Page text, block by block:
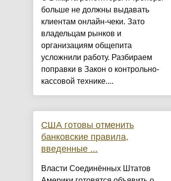
больше не должны выдавать
клиентам онлайн-чеки. Зато
владельцам рынков и
организациям общепита
усложнили работу. Разбираем
поправки в Закон о контрольно-
кассовой технике....
США готовы отменить
банковские правила,
введенные ...
Власти Соединённых Штатов